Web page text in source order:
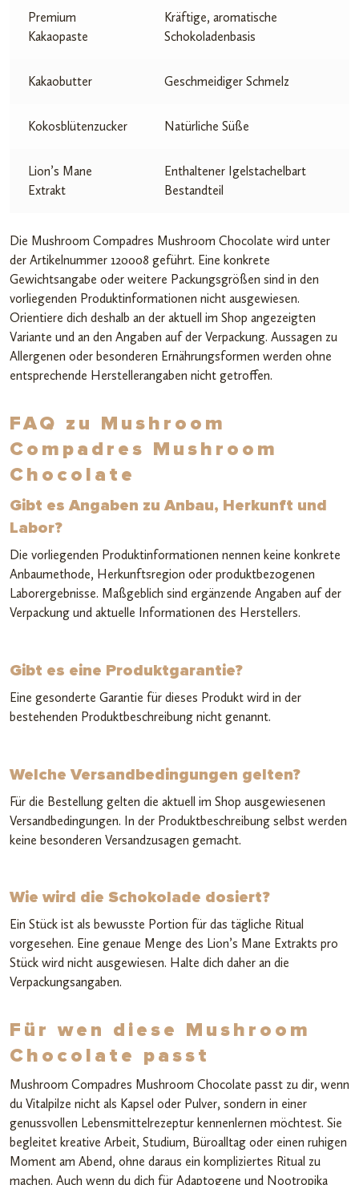
Premium
Kakaopaste
Kräftige, aromatische
Schokoladenbasis
Kakaobutter Geschmeidiger Schmelz
Kokosblütenzucker Natürliche Süße
Lion’s Mane
Extrakt
Enthaltener Igelstachelbart
Bestandteil
Die Mushroom Compadres Mushroom Chocolate wird unter
der Artikelnummer 120008 geführt. Eine konkrete
Gewichtsangabe oder weitere Packungsgrößen sind in den
vorliegenden Produktinformationen nicht ausgewiesen.
Orientiere dich deshalb an der aktuell im Shop angezeigten
Variante und an den Angaben auf der Verpackung. Aussagen zu
Allergenen oder besonderen Ernährungsformen werden ohne
entsprechende Herstellerangaben nicht getroffen.
FAQ zu Mushroom
Compadres Mushroom
Chocolate
Gibt es Angaben zu Anbau, Herkunft und
Labor?
Die vorliegenden Produktinformationen nennen keine konkrete
Anbaumethode, Herkunftsregion oder produktbezogenen
Laborergebnisse. Maßgeblich sind ergänzende Angaben auf der
Verpackung und aktuelle Informationen des Herstellers.
Gibt es eine Produktgarantie?
Eine gesonderte Garantie für dieses Produkt wird in der
bestehenden Produktbeschreibung nicht genannt.
Welche Versandbedingungen gelten?
Für die Bestellung gelten die aktuell im Shop ausgewiesenen
Versandbedingungen. In der Produktbeschreibung selbst werden
keine besonderen Versandzusagen gemacht.
Wie wird die Schokolade dosiert?
Ein Stück ist als bewusste Portion für das tägliche Ritual
vorgesehen. Eine genaue Menge des Lion’s Mane Extrakts pro
Stück wird nicht ausgewiesen. Halte dich daher an die
Verpackungsangaben.
Für wen diese Mushroom
Chocolate passt
Mushroom Compadres Mushroom Chocolate passt zu dir, wenn
du Vitalpilze nicht als Kapsel oder Pulver, sondern in einer
genussvollen Lebensmittelrezeptur kennenlernen möchtest. Sie
begleitet kreative Arbeit, Studium, Büroalltag oder einen ruhigen
Moment am Abend, ohne daraus ein kompliziertes Ritual zu
machen. Auch wenn du dich für Adaptogene und Nootropika